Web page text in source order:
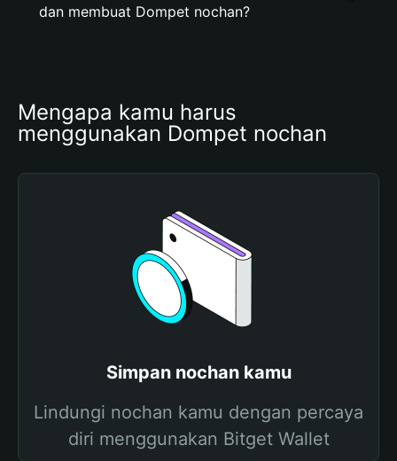
dan membuat Dompet nochan?
Mengapa kamu harus
menggunakan Dompet nochan
Simpan nochan kamu
Lindungi nochan kamu dengan percaya
diri menggunakan Bitget Wallet